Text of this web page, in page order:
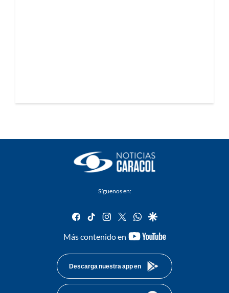
Síguenos en:
facebook
tiktok instagram
twitterwhatsapp
google
Más contenido en
youtube-
Descarga nuestra app en